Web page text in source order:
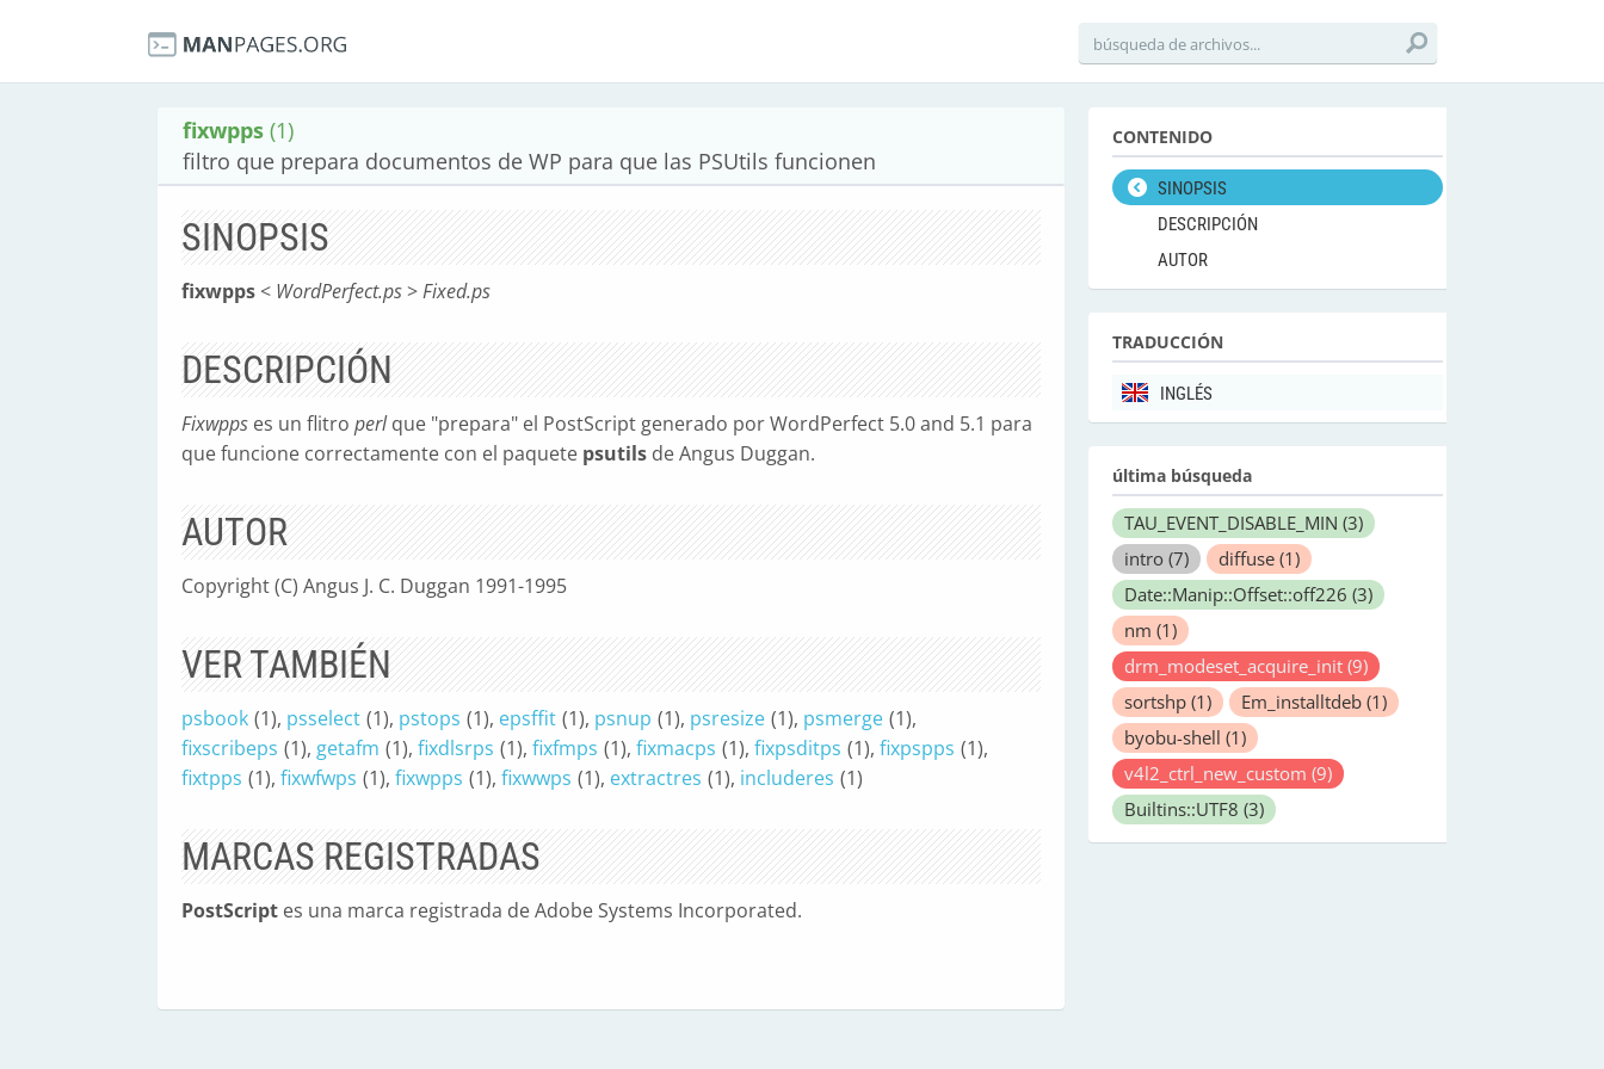
fixwpps (1)
filtro que prepara documentos de WP para que las PSUtils funcionen
SINOPSIS
fixwpps < WordPerfect.ps>Fixed.ps
DESCRIPCIÓN
Fixwpps es un flitro perlque "prepara" el PostScript generado por WordPerfect 5.0 and 5.1 para
que funcione correctamente con el paquete psutils de Angus Duggan.
AUTOR
Copyright (C) Angus J. C. Duggan 1991-1995
VER TAMBIÉN
psbook (1), psselect (1), pstops (1), epsffit (1), psnup (1), psresize (1), psmerge (1),
fixscribeps (1), getafm (1), fixdlsrps (1), fixfmps (1), fixmacps (1), fixpsditps (1), fixpspps (1),
fixtpps (1), fixwfwps (1), fixwpps (1), fixwwps (1), extractres (1), includeres (1)
MARCAS REGISTRADAS
PostScript es una marca registrada de Adobe Systems Incorporated.
CONTENIDO
SINOPSIS
DESCRIPCIÓN
AUTOR
TRADUCCIÓN
INGLÉS
última búsqueda
TAU_EVENT_DISABLE_MIN (3)
intro (7) diffuse (1)
Date::Manip::Offset::off226 (3)
nm (1)
drm_modeset_acquire_init (9)
sortshp (1) Em_installtdeb (1)
byobu-shell (1)
v4l2_ctrl_new_custom (9)
Builtins::UTF8 (3)